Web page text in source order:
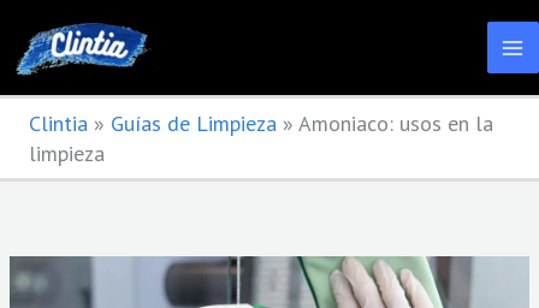
contenido
Clintia » Guías de Limpieza »Amoniaco: usos en la
limpieza